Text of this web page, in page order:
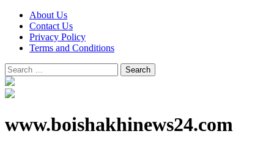
About Us
Contact Us
Privacy Policy
Terms and Conditions
Search
for:
www.boishakhinews24.com